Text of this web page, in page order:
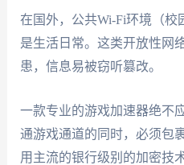
在国外，公共Wi-Fi环境（校
是生活日常。这类开放性网
患，信息易被窃听篡改。
一款专业的游戏加速器绝不
通游戏通道的同时，必须包
用主流的银行级别的加密技